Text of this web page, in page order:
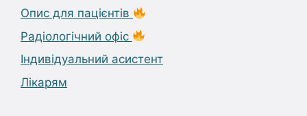
Опис для пацієнтів
Радіологічний офіс
Індивідуальний асистент
Лікарям